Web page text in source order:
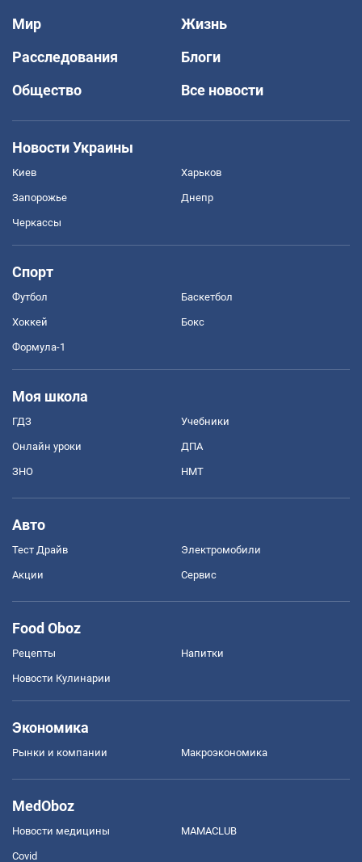
Мир
Жизнь
Расследования
Блоги
Общество
Все новости
Новости Украины
Киев Харьков
Запорожье Днепр
Черкассы
Спорт
Футбол Баскетбол
Хоккей Бокс
Формула-1
Моя школа
ГДЗ Учебники
Онлайн уроки ДПА
ЗНО НМТ
Авто
Тест Драйв Электромобили
Акции Сервис
Food Oboz
Рецепты Напитки
Новости Кулинарии
Экономика
Рынки и компании Mакроэкономика
MedOboz
Новости медицины MAMACLUB
Covid